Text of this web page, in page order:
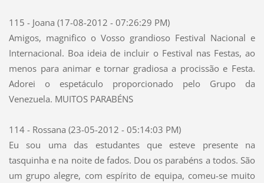
115 - Joana (17-08-2012 - 07:26:29 PM)
Amigos, magnifico o Vosso grandioso Festival Nacional e
Internacional. Boa ideia de incluir o Festival nas Festas, ao
menos para animar e tornar gradiosa a procissão e Festa.
Adorei o espetáculo proporcionado pelo Grupo da
Venezuela. MUITOS PARABÉNS
114 - Rossana (23-05-2012 - 05:14:03 PM)
Eu sou uma das estudantes que esteve presente na
tasquinha e na noite de fados. Dou os parabéns a todos. São
um grupo alegre, com espírito de equipa, comeu-se muito